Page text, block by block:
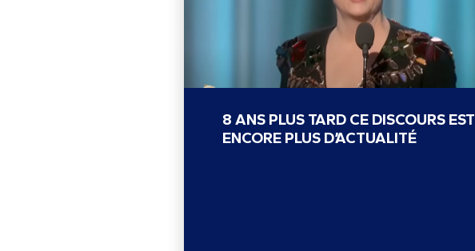
8 ANS PLUS TARD CE DISCOURS EST
ENCORE PLUS D’ACTUALITÉ